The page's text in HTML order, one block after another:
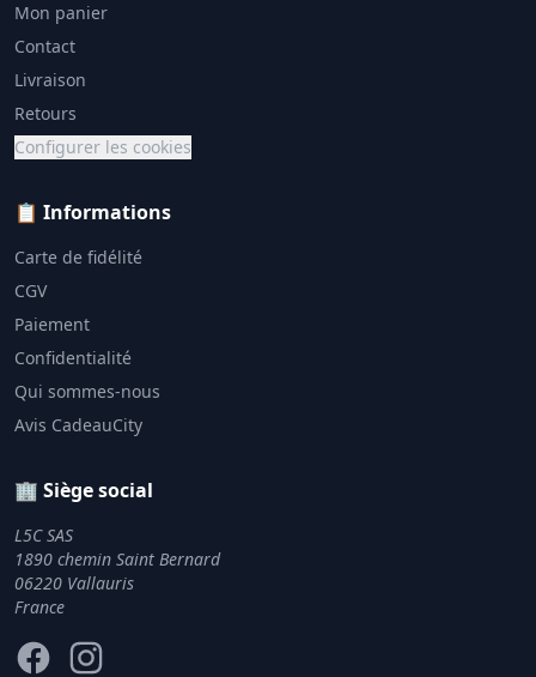
Mon panier
Contact
Livraison
Retours
Configurer les cookies
📋 Informations
Carte de fidélité
CGV
Paiement
Confidentialité
Qui sommes-nous
Avis CadeauCity
🏢 Siège social
L5C SAS
1890 chemin Saint Bernard
06220 Vallauris
France
FacebookInstagram